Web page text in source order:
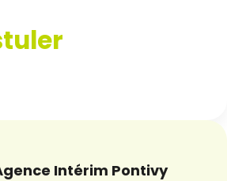
Intérim Pontivy